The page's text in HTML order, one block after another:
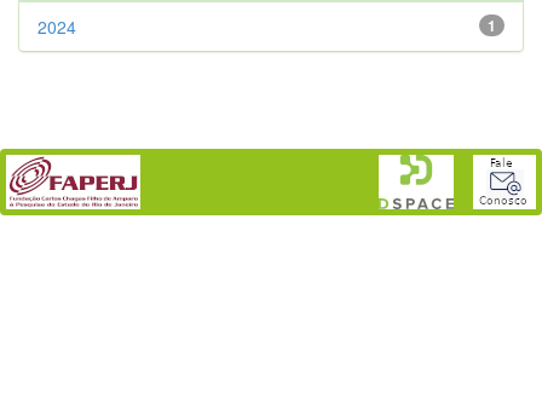
1
2024